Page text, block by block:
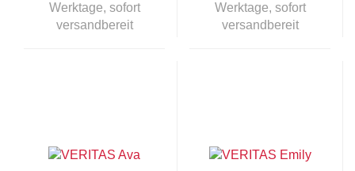
Werktage, sofort
versandbereit
Werktage, sofort
versandbereit